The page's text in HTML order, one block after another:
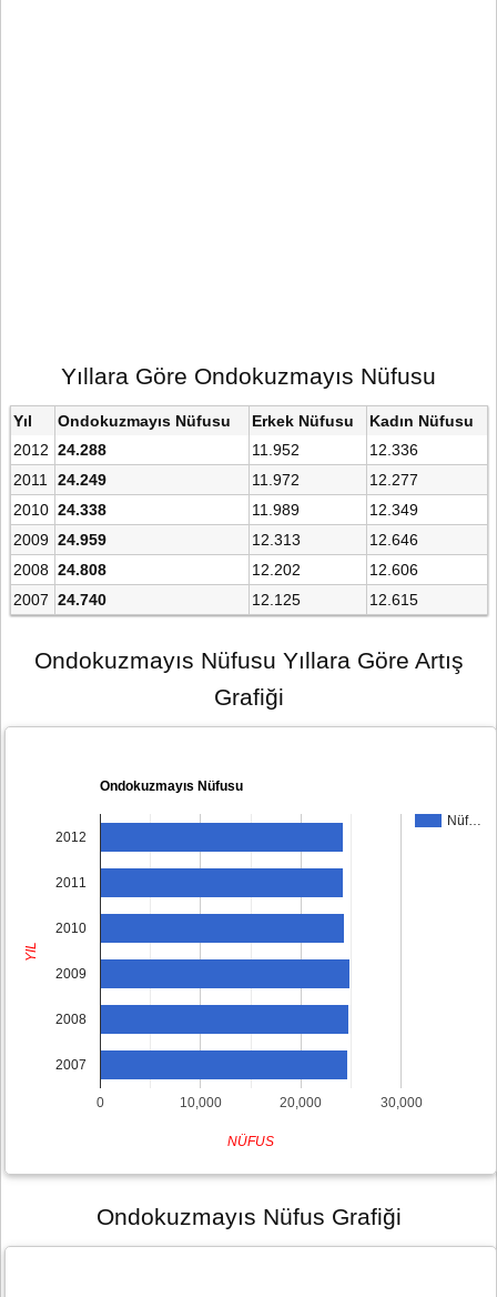
Yıllara Göre Ondokuzmayıs Nüfusu
Yıl Ondokuzmayıs Nüfusu Erkek Nüfusu
Kadın Nüfusu
2012 24.288 11.952
12.336
2011 24.249 11.972
12.277
2010 24.338 11.989
12.349
2009 24.959 12.313
12.646
2008 24.808 12.202
12.606
2007 24.740 12.125 12.615
Ondokuzmayıs Nüfusu Yıllara Göre Artış
Grafiği
Ondokuzmayıs Nüfusu
Nüf…
0 10,000 20,000 30,000
2012
2011
2010
2009
2008
2007
NÜFUS
YIL
Ondokuzmayıs Nüfus Grafiği